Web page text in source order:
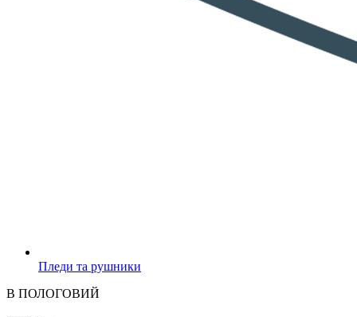
Пледи та рушники
В ПОЛОГОВИЙ